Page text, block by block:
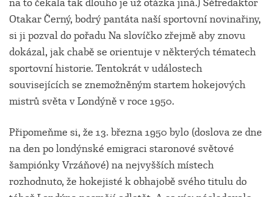
na to čekala tak dlouho je už otázka jiná.) Šéfredaktor
Otakar Černý, bodrý pantáta naší sportovní novinařiny,
si ji pozval do pořadu Na slovíčko zřejmě aby znovu
dokázal, jak chabě se orientuje v některých tématech
sportovní historie. Tentokrát v událostech
souvisejících se znemožněným startem hokejových
mistrů světa v Londýně v roce 1950.
Připomeňme si, že 13. března 1950 bylo (doslova ze dne
na den po londýnské emigraci staronové světové
šampiónky Vrzáňové) na nejvyšších místech
rozhodnuto, že hokejisté k obhajobě svého titulu do